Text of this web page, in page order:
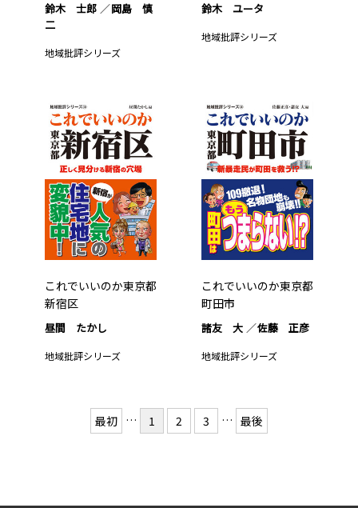
鈴木 士郎
岡島 慎
二
地域批評シリーズ
鈴木 ユータ
地域批評シリーズ
これでいいのか東京都
新宿区
昼間 たかし
地域批評シリーズ
これでいいのか東京都
町田市
諸友 大 佐藤 正彦
地域批評シリーズ
最初 … 1 2 3 … 最後